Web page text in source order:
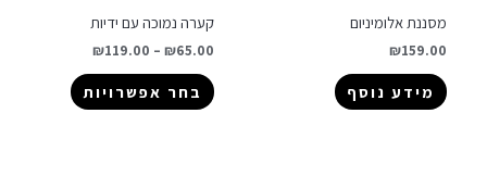
מסננת אלומיניום
₪159.00
מידע נוסף
קערה נמוכה עם ידיות
₪65.00
–
₪119.00
בחר אפשרויות